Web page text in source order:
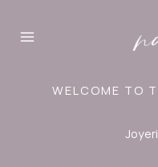
WELCOME TO